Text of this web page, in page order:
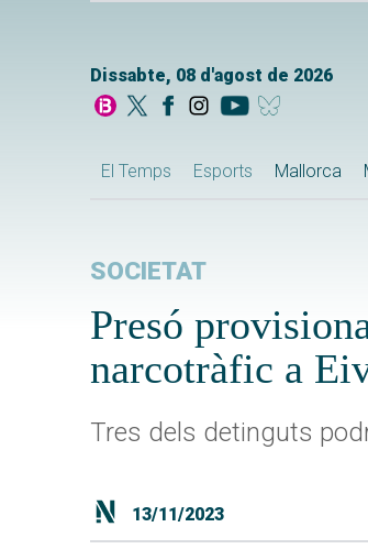
Dissabte, 08 d'agost de 2026
El Temps Esports Mallorca
SOCIETAT
Presó
narcotràfic a
Tres dels detinguts
13/11/2023